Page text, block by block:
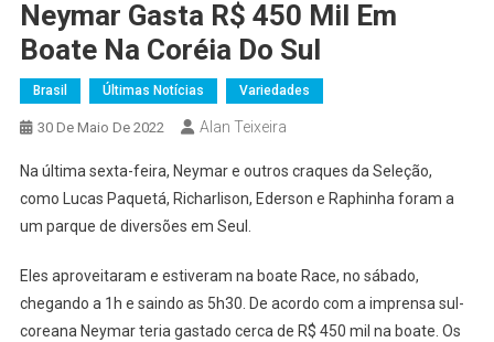
Neymar Gasta R$ 450 Mil Em
Boate Na Coréia Do Sul
Brasil Últimas Notícias Variedades
30 De Maio De 2022 Alan Teixeira
Na última sexta-feira, Neymar e outros craques da Seleção,
como Lucas Paquetá, Richarlison, Ederson e Raphinha foram a
um parque de diversões em Seul.
Eles aproveitaram e estiveram na boate Race, no sábado,
chegando a 1h e saindo as 5h30. De acordo com a imprensa sul-
coreana Neymar teria gastado cerca de R$ 450 mil na boate. Os